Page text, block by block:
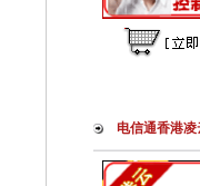
电信通香港